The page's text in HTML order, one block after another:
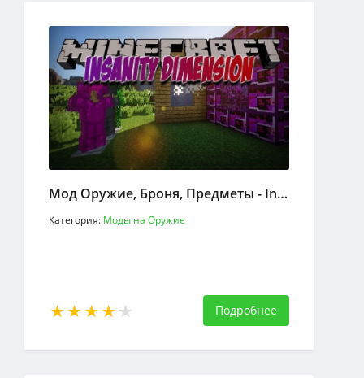
Мод Оружие, Броня, Предметы - Insanity Dimension
Категория: Моды на Оружие
Подробнее